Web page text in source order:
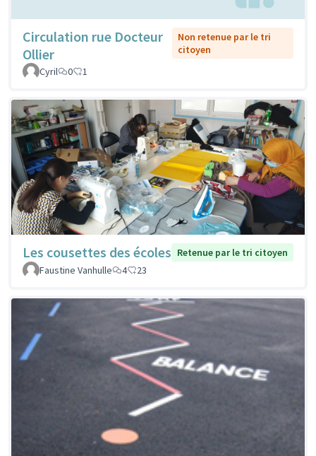
Circulation rue Docteur
Ollier
Non retenue par le tri
citoyen
Cyril
0 1
Les cousettes des écoles Retenue par le tri citoyen
Faustine Vanhulle
4 23